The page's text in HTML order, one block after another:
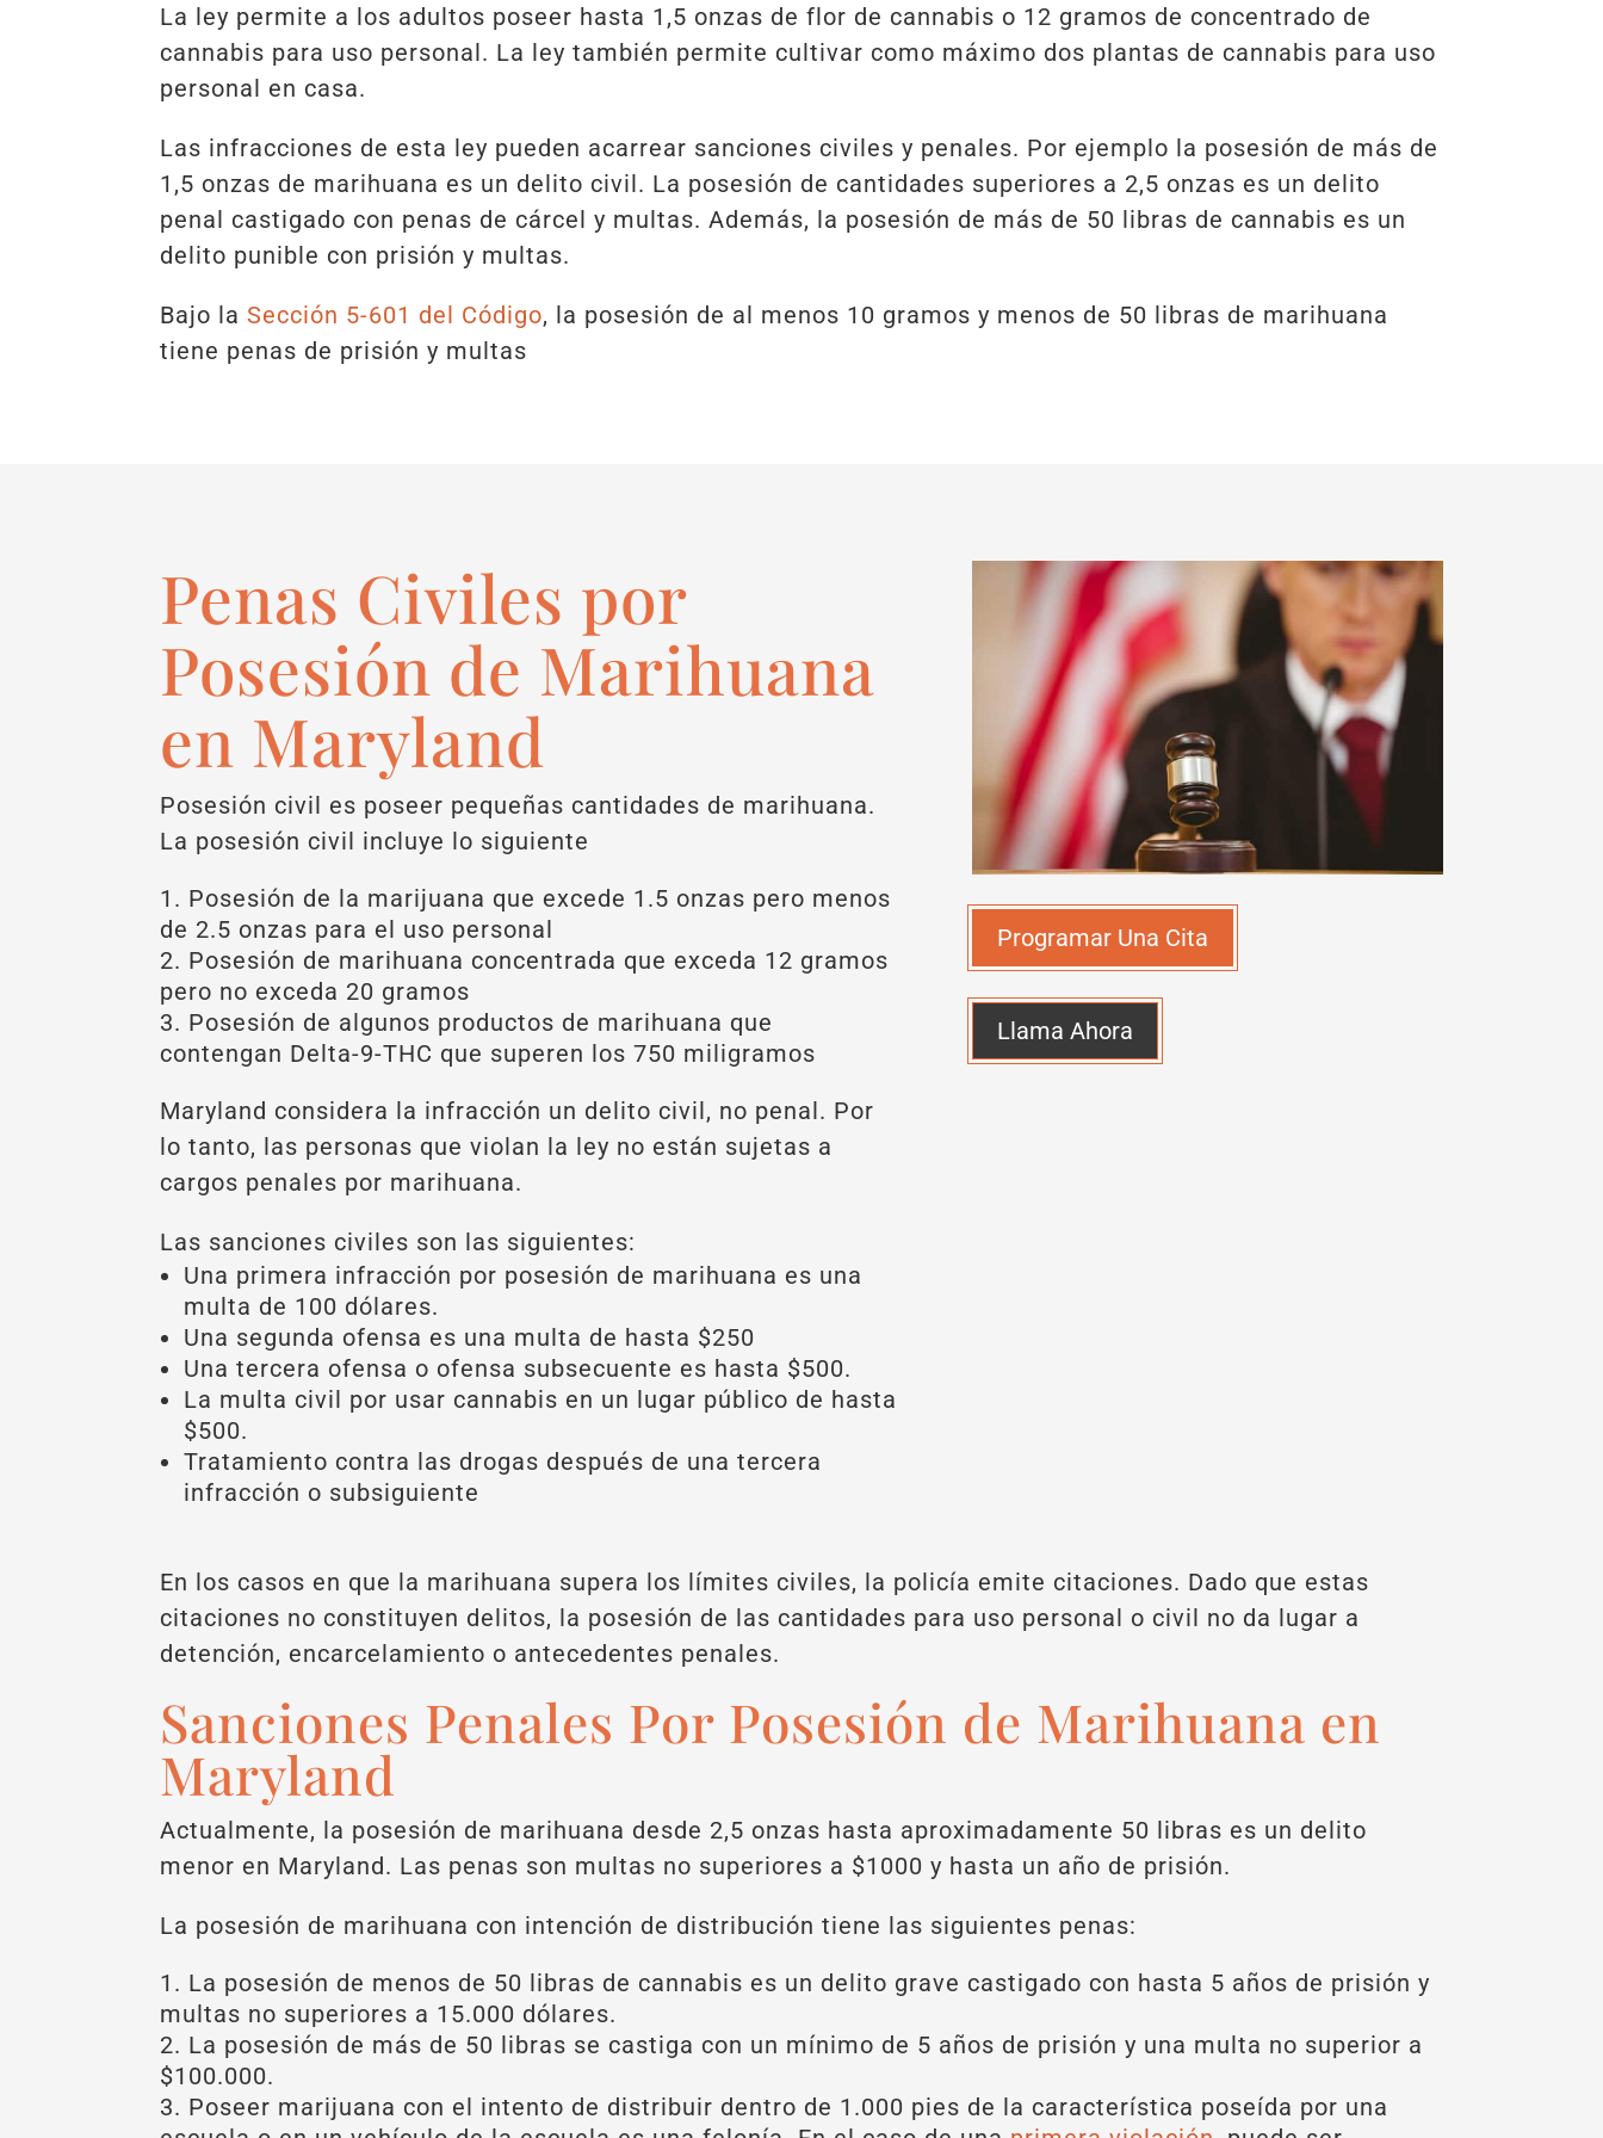
La ley permite a los adultos poseer hasta 1,5 onzas de flor de cannabis o 12 gramos de concentrado de
cannabis para uso personal. La ley también permite cultivar como máximo dos plantas de cannabis para uso
personal en casa.
Las infracciones de esta ley pueden acarrear sanciones civiles y penales. Por ejemplo la posesión de más de
1,5 onzas de marihuana es un delito civil. La posesión de cantidades superiores a 2,5 onzas es un delito
penal castigado con penas de cárcel y multas. Además, la posesión de más de 50 libras de cannabis es un
delito punible con prisión y multas.
Bajo la Sección 5-601 del Código, la posesión de al menos 10 gramos y menos de 50 libras de marihuana
tiene penas de prisión y multas
Penas Civiles por
Posesión de Marihuana
en Maryland
Posesión civil es poseer pequeñas cantidades de marihuana.
La posesión civil incluye lo siguiente
Posesión de la marijuana que excede 1.5 onzas pero menos
de 2.5 onzas para el uso personal
Posesión de marihuana concentrada que exceda 12 gramos
pero no exceda 20 gramos
Posesión de algunos productos de marihuana que
contengan Delta-9-THC que superen los 750 miligramos
Maryland considera la infracción un delito civil, no penal. Por
lo tanto, las personas que violan la ley no están sujetas a
cargos penales por marihuana.
Las sanciones civiles son las siguientes:
Una primera infracción por posesión de marihuana es una
multa de 100 dólares.
Una segunda ofensa es una multa de hasta $250
Una tercera ofensa o ofensa subsecuente es hasta $500.
La multa civil por usar cannabis en un lugar público de hasta
$500.
Tratamiento contra las drogas después de una tercera
infracción o subsiguiente
Programar Una Cita
Llama Ahora
En los casos en que la marihuana supera los límites civiles, la policía emite citaciones. Dado que estas
citaciones no constituyen delitos, la posesión de las cantidades para uso personal o civil no da lugar a
detención, encarcelamiento o antecedentes penales.
Sanciones Penales Por Posesión de Marihuana en
Maryland
Actualmente, la posesión de marihuana desde 2,5 onzas hasta aproximadamente 50 libras es un delito
menor en Maryland. Las penas son multas no superiores a $1000 y hasta un año de prisión.
La posesión de marihuana con intención de distribución tiene las siguientes penas:
La posesión de menos de 50 libras de cannabis es un delito grave castigado con hasta 5 años de prisión y
multas no superiores a 15.000 dólares.
La posesión de más de 50 libras se castiga con un mínimo de 5 años de prisión y una multa no superior a
$100.000.
Poseer marijuana con el intento de distribuir dentro de 1.000 pies de la característica poseída por una